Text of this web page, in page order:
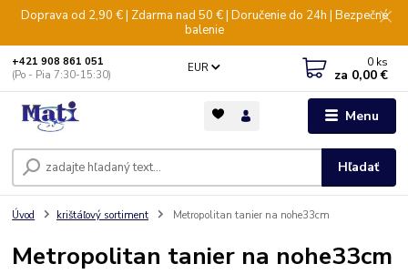
Doprava od 2,90 € | Zdarma nad 50 € | Doručenie do 24h | Bezpečné
balenie
Menu
EUR
Hľadať
+421 908 861 051
(Po - Pia 7:30-15:30)
0 ks
za 0,00 €
Úvod krištáľový sortiment Metropolitan tanier na nohe33cm
Metropolitan tanier na nohe33cm